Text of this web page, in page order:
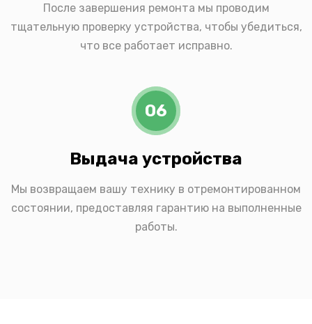
После завершения ремонта мы проводим
тщательную проверку устройства, чтобы убедиться,
что все работает исправно.
06
Выдача устройства
Мы возвращаем вашу технику в отремонтированном
состоянии, предоставляя гарантию на выполненные
работы.